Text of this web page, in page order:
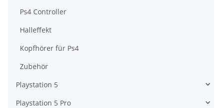
Ps4 Controller
Halleffekt
Kopfhörer für Ps4
Zubehör
Playstation 5
Playstation 5 Pro